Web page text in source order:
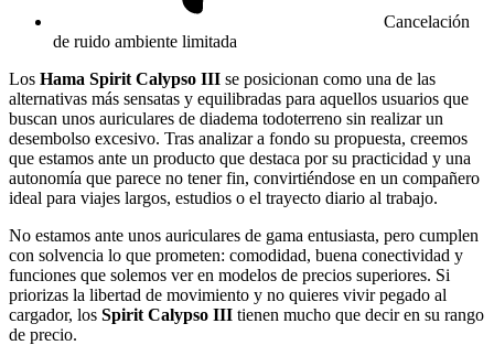
Cancelación
de ruido ambiente limitada
Los Hama Spirit Calypso III se posicionan como una de las
alternativas más sensatas y equilibradas para aquellos usuarios que
buscan unos auriculares de diadema todoterreno sin realizar un
desembolso excesivo. Tras analizar a fondo su propuesta, creemos
que estamos ante un producto que destaca por su practicidad y una
autonomía que parece no tener fin, convirtiéndose en un compañero
ideal para viajes largos, estudios o el trayecto diario al trabajo.
No estamos ante unos auriculares de gama entusiasta, pero cumplen
con solvencia lo que prometen: comodidad, buena conectividad y
funciones que solemos ver en modelos de precios superiores. Si
priorizas la libertad de movimiento y no quieres vivir pegado al
cargador, los Spirit Calypso III tienen mucho que decir en su rango
de precio.